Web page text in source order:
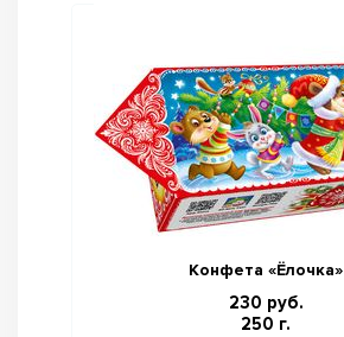
Конфета «Ёлочка»
230 руб.
250 г.